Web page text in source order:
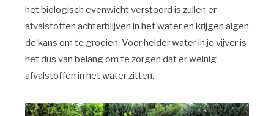
het biologisch evenwicht verstoord is zullen er
afvalstoffen achterblijven in het water en krijgen algen
de kans om te groeien. Voor helder water in je vijver is
het dus van belang om te zorgen dat er weinig
afvalstoffen in het water zitten.